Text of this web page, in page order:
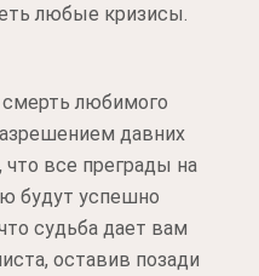
любые кризисы.
любимого
давних
все преграды на
будут успешно
судьба дает вам
оставив позади